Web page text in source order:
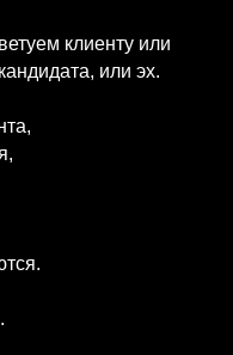
клиенту или
или эх.